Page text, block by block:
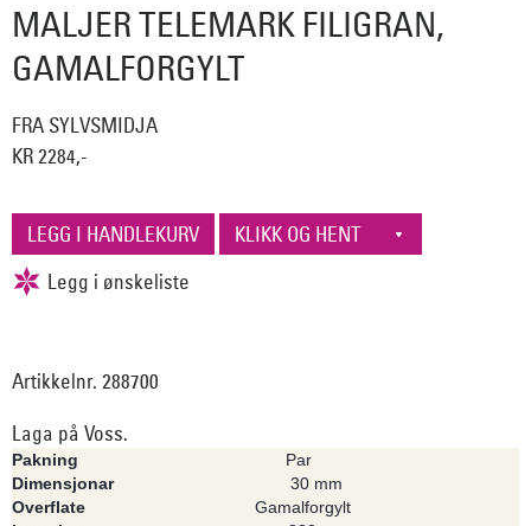
MALJER TELEMARK FILIGRAN,
GAMALFORGYLT
FRA SYLVSMIDJA
KR 2284,-
Artikkelnr. 288700
Laga på Voss.
Pakning
Par
Dimensjonar
30 mm
Overflate
Gamal­forgylt